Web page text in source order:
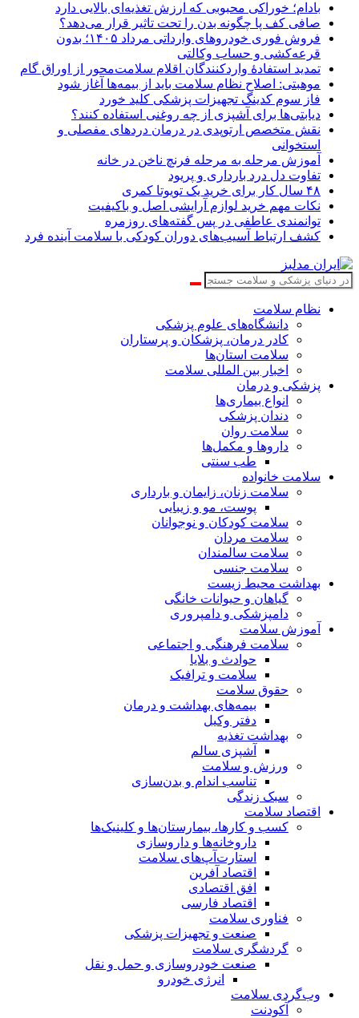
بادام؛ خوراکی محبوبی که ارزش تغذیه‌ای بالایی دارد
صافی کف پا چگونه بدن را تحت تاثیر قرار می‌دهد؟
فروش فوری خودروهای وارداتی مرداد ۱۴۰۵؛ بدون
قرعه‌کشی و حساب وکالتی
تمدید استفادۀ واردکنندگان اقلام سلامت‌محور از اوراق گام
موهبتی: اصلاح نظام سلامت باید از بیمه‌ها آغاز شود
فاز سوم کدینگ تجهیزات پزشکی کلید خورد
دیابتی‌ها برای آشپزی از چه روغنی استفاده کنند؟
نقش متخصص ارتوپدی در درمان دردهای مفصلی و
استخوانی
آموزش مرحله به مرحله فرنچ ناخن در خانه
تفاوت دل درد بارداری و پریود
۴۸ سال کار برای خرید یک تویوتا کمری
نکات مهم خرید لوازم آرایشی اصل و باکیفیت
توانمندی عاطفی در پس گفته‌های روزمره
کشف ارتباط آسیب‌های دوران کودکی با سلامت آینده فرد
نظام سلامت
دانشگاه‌های علوم پزشکی
کادر درمان، پزشکان و پرستاران
سلامت استان‌ها
اخبار بین المللی سلامت
پزشکی و درمان
انواع بیماری‌ها
دندان پزشکی
سلامت روان
داروها و مکمل‌ها
طب سنتی
سلامت خانواده
سلامت زنان، زایمان و بارداری
پوست، مو و زیبایی
سلامت کودکان و نوجوانان
سلامت مردان
سلامت سالمندان
سلامت جنسی
بهداشت محیط زیست
گیاهان و حیوانات خانگی
دامپزشکی و دامپروری
آموزش سلامت
سلامت فرهنگی و اجتماعی
حوادث و بلایا
سلامت و ترافیک
حقوق سلامت
بیمه‌های بهداشت و درمان
دفتر وکیل
بهداشت تغذیه
آشپزی سالم
ورزش و سلامت
تناسب اندام و بدن‌سازی
سبک زندگی
اقتصاد سلامت
کسب و کارها، بیمارستان‌ها و کلینیک‌ها
داروخانه‌ها و داروسازی
استارت‌آپ‌های سلامت
اقتصاد آفرین
افق اقتصادی
اقتصاد فارسی
فناوری سلامت
صنعت و تجهیزات پزشکی
گردشگری سلامت
صنعت خودروسازی و حمل و نقل
انرژی خودرو
وب‌گردی سلامت
آکودنت